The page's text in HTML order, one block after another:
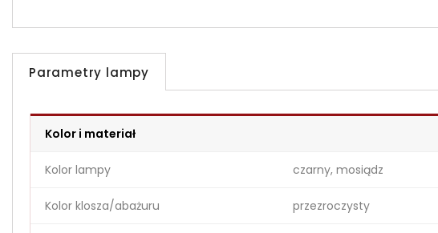
Parametry lampy
Kolor i materiał
Kolor lampy czarny, mosiądz
Kolor klosza/abażuru przezroczysty